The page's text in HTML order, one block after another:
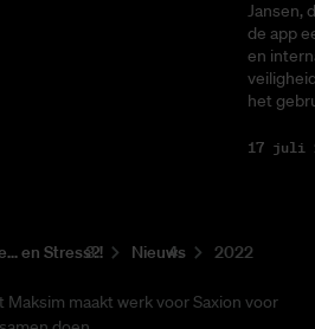
Jansen,
de app
en
het
17 juli
en Stress?! Nieuws
2022
maakt werk voor Saxion voor